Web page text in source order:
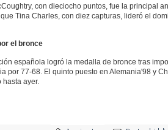
con dieciocho puntos, fue la principal
Tina Charles, con diez capturas, lideró el
el bronce
española logró la medalla de bronce tras
por 77-68. El quinto puesto en Alemania'98 y
hasta ayer.